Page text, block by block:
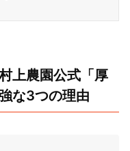
上農園公式「厚
な3つの理由